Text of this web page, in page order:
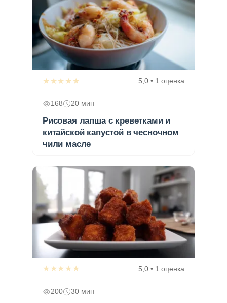
★★★★★ 5,0 • 1 оценка
168 20 мин
Рисовая лапша с креветками и
китайской капустой в чесночном
чили масле
★★★★★ 5,0 • 1 оценка
200 30 мин